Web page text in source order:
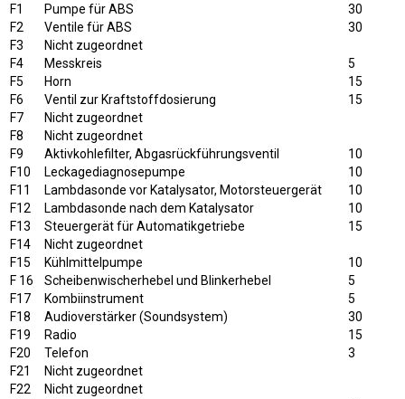
F1
Pumpe für ABS
30
F2
Ventile für ABS
30
F3
Nicht zugeordnet
F4
Messkreis
5
F5
Horn
15
F6
Ventil zur Kraftstoffdosierung
15
F7
Nicht zugeordnet
F8
Nicht zugeordnet
F9
Aktivkohlefilter, Abgasrückführungsventil
10
F10
Leckagediagnosepumpe
10
F11
Lambdasonde vor Katalysator, Motorsteuergerät
10
F12
Lambdasonde nach dem Katalysator
10
F13
Steuergerät für Automatikgetriebe
15
F14
Nicht zugeordnet
F15
Kühlmittelpumpe
10
F 16
Scheibenwischerhebel und Blinkerhebel
5
F17
Kombiinstrument
5
F18
Audioverstärker (Soundsystem)
30
F19
Radio
15
F20
Telefon
3
F21
Nicht zugeordnet
F22
Nicht zugeordnet